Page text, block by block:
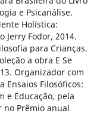
e Psicanálise.
Holística:
Jerry Fodor, 2014.
para Crianças.
a obra E Se
Organizador com
Ensaios Filosóficos:
e Educação, pela
no Prêmio anual